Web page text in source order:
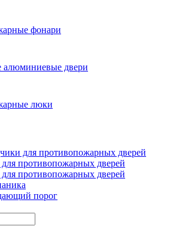
фонари
алюминиевые двери
люки
для противопожарных дверей
противопожарных дверей
противопожарных дверей
порог